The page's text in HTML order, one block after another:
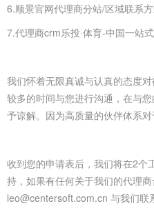
6.顺景官网代理商分站/区域联系
7.代理商crm乐投·体育-中国一站
我们怀着无限真诚与认真的态度
较多的时间与您进行沟通，在与
予谅解。因为高质量的伙伴体系对
收到您的申请表后，我们将在2个
持，如果有任何关于我们的代理
leo@centersoft.com.cn 与我们联